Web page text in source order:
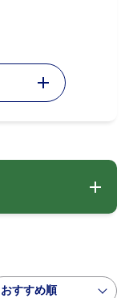
おすすめ順